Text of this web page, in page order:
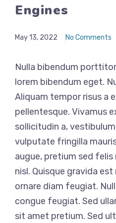
Engines
May 13, 2022 No Comments
Nulla bibendum
lorem bibendum eget.
Aliquam tempor risus a
pellentesque. Vivamus
sollicitudin a,
vulputate fringilla
augue, pretium sed
nisl. Quisque gravida
ornare diam feugiat.
congue feugiat. Sed
sit amet pretium. Sed